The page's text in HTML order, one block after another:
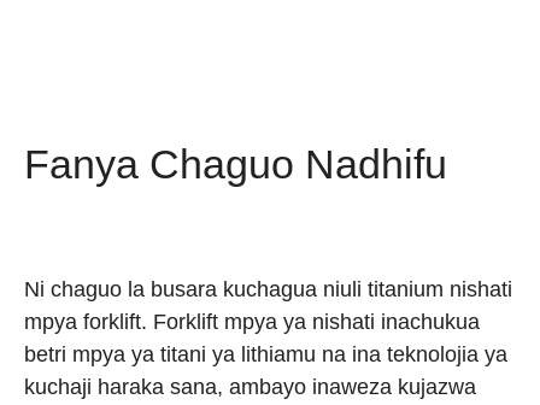
Fanya Chaguo Nadhifu
Ni chaguo la busara kuchagua niuli titanium nishati
mpya forklift. Forklift mpya ya nishati inachukua
betri mpya ya titani ya lithiamu na ina teknolojia ya
kuchaji haraka sana, ambayo inaweza kujazwa